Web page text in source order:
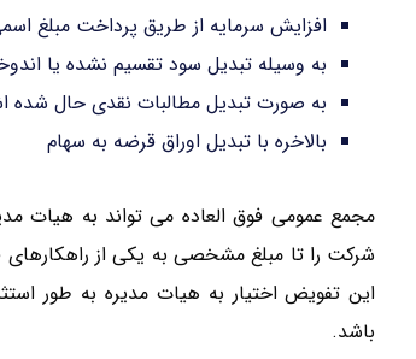
افزایش سرمایه از طریق پرداخت مبلغ
به وسیله تبدیل سود تقسیم نشده یا
به صورت تبدیل مطالبات نقدی حال
بالاخره با تبدیل اوراق قرضه به سهام
این تفویض اختیار به هیات مدیره به طور
باشد.